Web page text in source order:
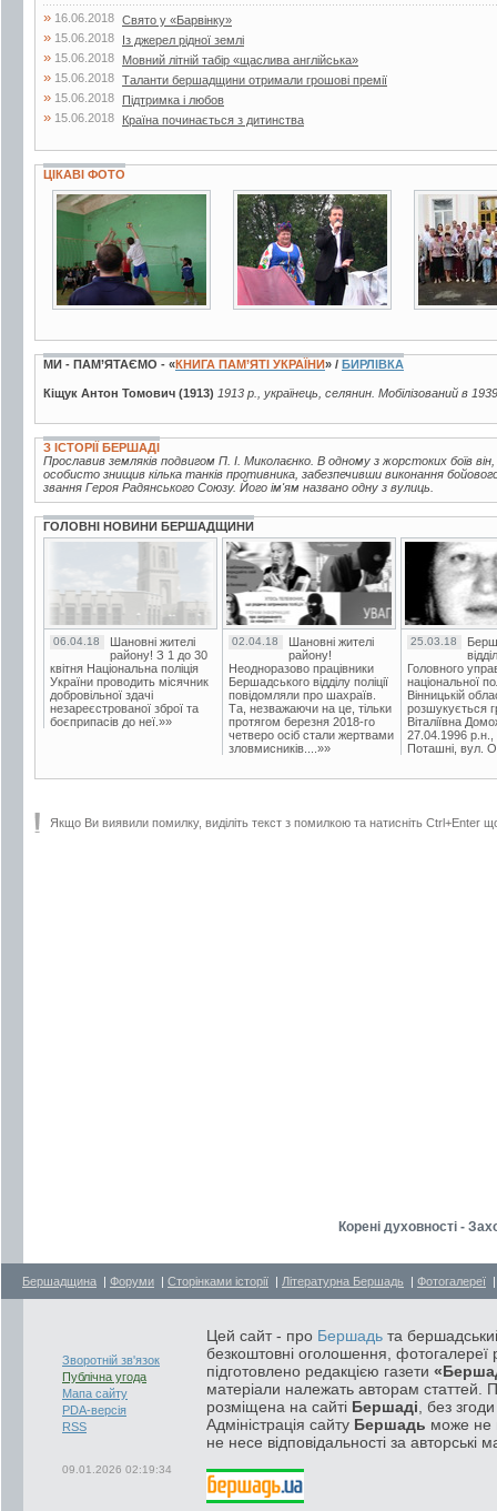
» 16.06.2018 Свято у «Барвінку»
» 15.06.2018 Із джерел рідної землі
» 15.06.2018 Мовний літній табір «щаслива англійська»
» 15.06.2018 Таланти бершадщини отримали грошові премії
» 15.06.2018 Підтримка і любов
» 15.06.2018 Країна починається з дитинства
ЦІКАВІ ФОТО
5 фото 15 фото 6 фото
МИ - ПАМ’ЯТАЄМО - «КНИГА ПАМ’ЯТІ УКРАЇНИ» / БИРЛІВКА
Кіщук Антон Томович (1913) 1913 р., українець, селянин. Мобілізований в
З ІСТОРІЇ БЕРШАДІ
Прославив земляків подвигом П. І. Миколаєнко. В одному з жорстоких боїв
особисто знищив кілька танків противника, забезпечивши виконання
звання Героя Радянського Союзу. Його ім'ям названо одну з вулиць.
ГОЛОВНІ НОВИНИ БЕРШАДЩИНИ
06.04.18
Шановні жителі
району! З 1 до 30
квітня Національна поліція
України проводить місячник
добровільної здачі
незареєстрованої зброї та
боєприпасів до неї.»»
02.04.18
Шановні жителі
району!
Неодноразово працівники
Бершадського відділу поліції
повідомляли про шахраїв.
Та, незважаючи на це, тільки
протягом березня 2018-го
четверо осіб стали жертвами
зловмисників....»»
25.03.18
Головного
національної
Вінницькій
розшукується
Віталіївна
27.04.1996 р.н.,
Поташні, вул.
Якщо Ви виявили помилку, виділіть текст з помилкою та натисніть Ctrl+Enter
Корені духовності -
Бершадщина | Форуми | Сторінками історії | Літературна Бершадь | Фотогалереї
Зворотній зв'язок
Публічна угода
Мапа сайту
PDA-версія
RSS
09.01.2026 02:19:34
Цей сайт - про Бершадь та
безкоштовні оголошення, фотогалереї
підготовлено редакцією газети
матеріали належать авторам статтей.
розміщена на сайті Бершаді , без
Адміністрація сайту Бершадь може не
не несе відповідальності за авторські